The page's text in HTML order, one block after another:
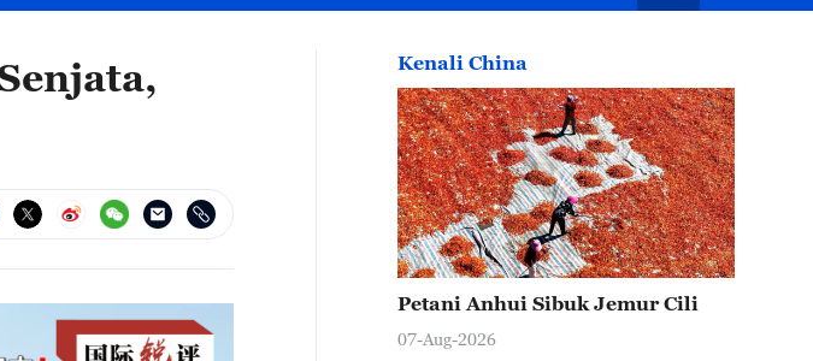
Kenali China
Petani Anhui Sibuk Jemur Cili
07-Aug-2026